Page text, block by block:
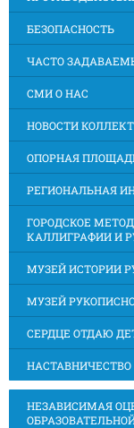
БЕЗОПАСНОСТЬ
ЧАСТО
СМИ О НАС
НОВОСТИ
ОПОРНАЯ
РЕГИОНАЛЬНАЯ
ГОРОДСКОЕ
КАЛЛИГРАФИИ И
МУЗЕЙ ИСТОРИИ
МУЗЕЙ
СЕРДЦЕ ОТДАЮ
НАСТАВНИЧЕСТВО
НЕЗАВИСИМАЯ